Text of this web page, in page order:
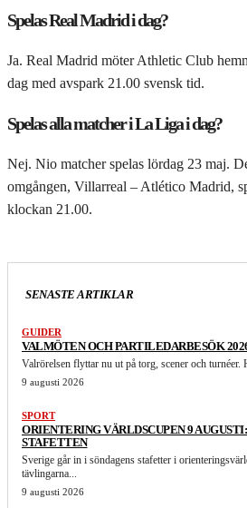
Spelas Real Madrid i dag?
Ja. Real Madrid möter Athletic Club
dag med avspark 21.00 svensk tid.
Spelas alla matcher i La Liga i dag?
Nej. Nio matcher spelas lördag 23 maj.
omgången, Villarreal – Atlético Madrid,
klockan 21.00.
SENASTE ARTIKLAR
GUIDER
VALMÖTEN OCH PARTILEDARBESÖK
Valrörelsen flyttar nu ut på torg, scener och turnéer.
9 augusti 2026
SPORT
ORIENTERING VÄRLDSCUPEN 9
STAFETTEN
Sverige går in i söndagens stafetter i
tävlingarna...
9 augusti 2026